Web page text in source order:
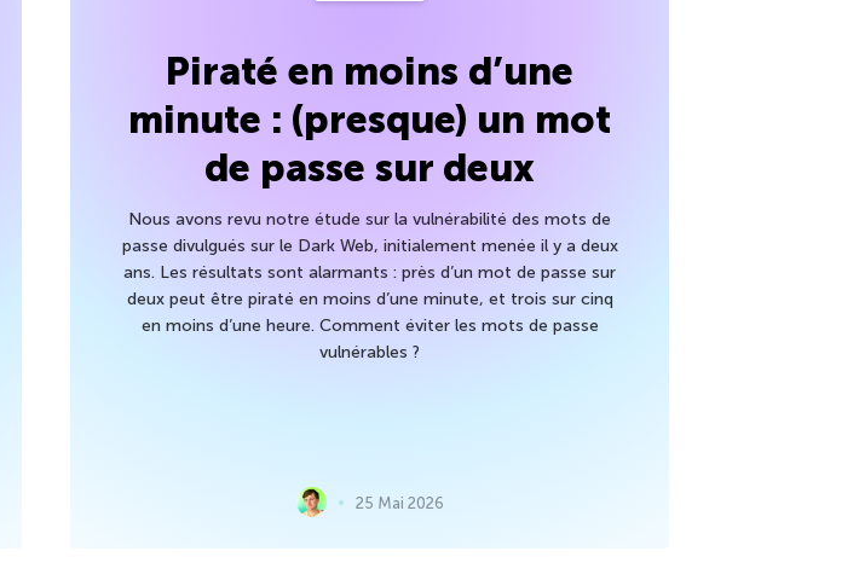
Piraté en moins d’une
minute : (presque) un mot
de passe sur deux
Nous avons revu notre étude sur la vulnérabilité des mots de
passe divulgués sur le Dark Web, initialement menée il y a deux
ans. Les résultats sont alarmants : près d’un mot de passe sur
deux peut être piraté en moins d’une minute, et trois sur cinq
en moins d’une heure. Comment éviter les mots de passe
vulnérables ?
25 Mai 2026